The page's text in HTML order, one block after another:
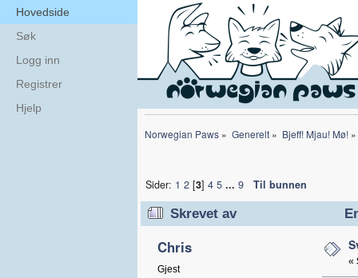
Hovedside
Søk
Logg inn
Registrer
Hjelp
Norwegian Paws » Generelt» Bjeff! Mjau! Mø!»
Sider: 1 2[3] 4 5 ... 9 Til bunnen
Skrevet av
Chris
Gjest
«